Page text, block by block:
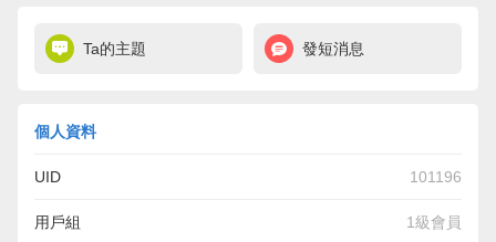
Ta的主題 發短消息
個人資料
UID 101196
用戶組 1級會員